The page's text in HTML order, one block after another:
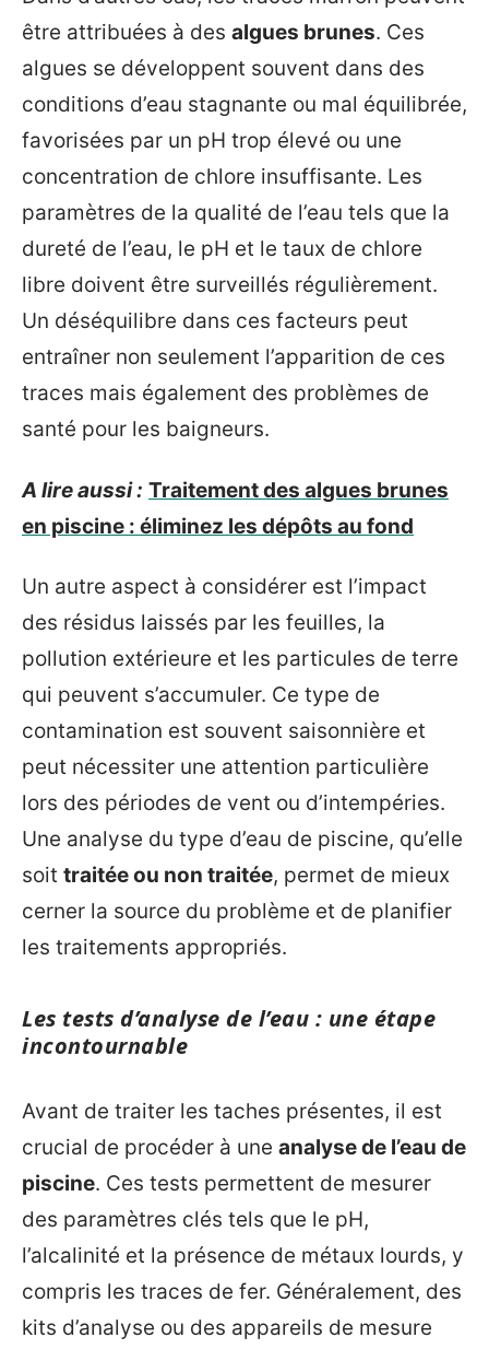
être attribuées à des algues brunes. Ces
algues se développent souvent dans des
conditions d’eau stagnante ou mal équilibrée,
favorisées par un pH trop élevé ou une
concentration de chlore insuffisante. Les
paramètres de la qualité de l’eau tels que la
dureté de l’eau, le pH et le taux de chlore
libre doivent être surveillés régulièrement.
Un déséquilibre dans ces facteurs peut
entraîner non seulement l’apparition de ces
traces mais également des problèmes de
santé pour les baigneurs.
A lire aussi : Traitement des algues brunes
en piscine : éliminez les dépôts au fond
Un autre aspect à considérer est l’impact
des résidus laissés par les feuilles, la
pollution extérieure et les particules de terre
qui peuvent s’accumuler. Ce type de
contamination est souvent saisonnière et
peut nécessiter une attention particulière
lors des périodes de vent ou d’intempéries.
Une analyse du type d’eau de piscine, qu’elle
soit traitée ou non traitée, permet de mieux
cerner la source du problème et de planifier
les traitements appropriés.
Les tests d’analyse de l’eau : une étape
incontournable
Avant de traiter les taches présentes, il est
crucial de procéder à une analyse de l’eau de
piscine. Ces tests permettent de mesurer
des paramètres clés tels que le pH,
l’alcalinité et la présence de métaux lourds, y
compris les traces de fer. Généralement, des
kits d’analyse ou des appareils de mesure